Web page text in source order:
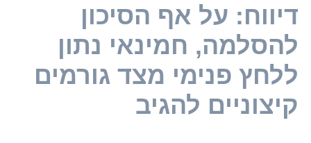
דיווח: על אף הסיכון
להסלמה, חמינאי נתון
ללחץ פנימי מצד גורמים
קיצוניים להגיב